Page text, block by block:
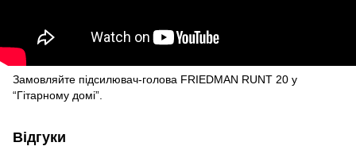
Замовляйте підсилювач-голова FRIEDMAN RUNT 20 у
“Гітарному домі”.
Відгуки